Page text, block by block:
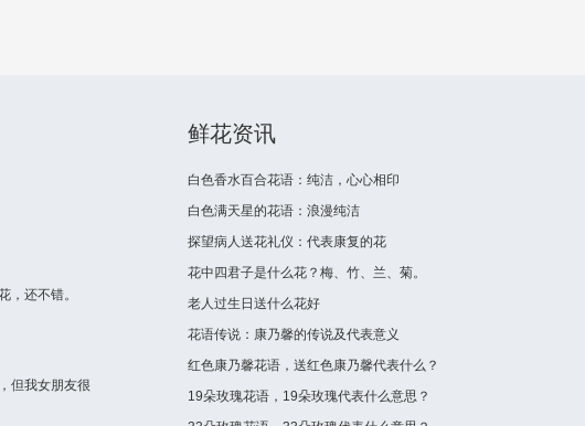
，还不错。
但我女朋友很
鲜花资讯
白色香水百合花语：纯洁，心心相印
白色满天星的花语：浪漫纯洁
探望病人送花礼仪：代表康复的花
花中四君子是什么花？梅、竹、兰、菊。
老人过生日送什么花好
花语传说：康乃馨的传说及代表意义
红色康乃馨花语，送红色康乃馨代表什么？
19朵玫瑰花语，19朵玫瑰代表什么意思？